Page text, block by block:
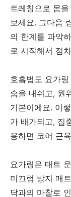
트레칭으로 몸
보세요. 그다음
의 한계를 파악
로 시작해서 점
호흡법도 요가
숨을 내쉬고, 원
기본이에요. 이
가 배가되고, 집
용하면 코어 근
요가링은 매트
미끄럼 방지 매
닥과의 마찰로